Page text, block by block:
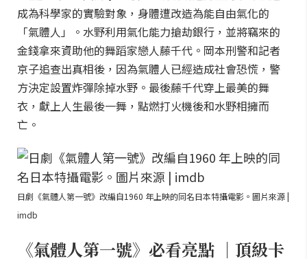
成為科學家的實驗對象，身體遭改造為能自由氣化的
「氣體人」。水野利用氣化能力搶劫銀行，並將竊來的
金錢拿來資助他的舞蹈家戀人藤千代。岡本刑警和記者
京子追查出真相後，因為氣體人已經造成社會恐慌，警
方決定設置炸彈除掉水野。最後藤千代穿上最美的舞
衣，獻上人生最後一舞，點燃打火機後和水野相擁而
亡。
日劇《氣體人第一號》改編自1960 年上映的同名日本特攝電影。圖片來源 |
imdb
《氣體人第一號》必看亮點 ｜頂級卡